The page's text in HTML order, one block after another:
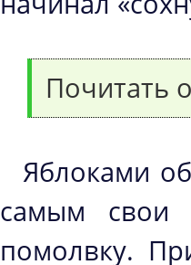
Почитать
Яблоками
самым свои
помолвку.